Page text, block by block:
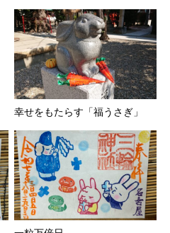
幸せをもたらす「福うさぎ」